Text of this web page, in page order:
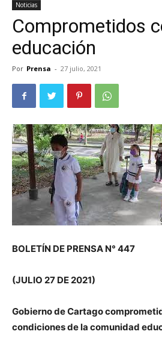
Noticias
Comprometidos
educación
Por Prensa - 27 julio, 2021
BOLETÍN DE PRENSA N° 447
(JULIO 27 DE 2021)
Gobierno de Cartago
condiciones de la comunidad